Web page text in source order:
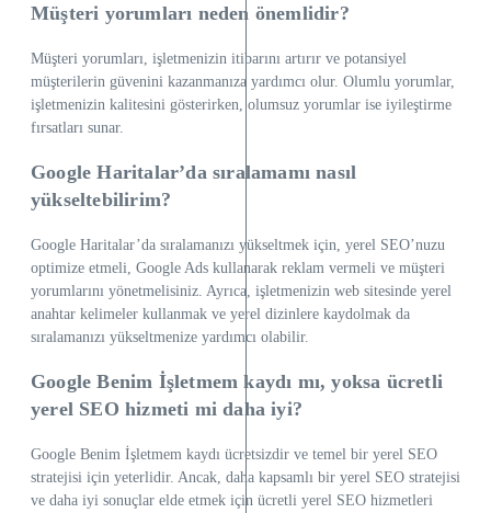
Müşteri yorumları neden önemlidir?
Müşteri yorumları, işletmenizin itibarını artırır ve potansiyel
müşterilerin güvenini kazanmanıza yardımcı olur. Olumlu yorumlar,
işletmenizin kalitesini gösterirken, olumsuz yorumlar ise iyileştirme
fırsatları sunar.
Google Haritalar’da sıralamamı nasıl
yükseltebilirim?
Google Haritalar’da sıralamanızı yükseltmek için, yerel SEO’nuzu
optimize etmeli, Google Ads kullanarak reklam vermeli ve müşteri
yorumlarını yönetmelisiniz. Ayrıca, işletmenizin web sitesinde yerel
anahtar kelimeler kullanmak ve yerel dizinlere kaydolmak da
sıralamanızı yükseltmenize yardımcı olabilir.
Google Benim İşletmem kaydı mı, yoksa ücretli
yerel SEO hizmeti mi daha iyi?
Google Benim İşletmem kaydı ücretsizdir ve temel bir yerel SEO
stratejisi için yeterlidir. Ancak, daha kapsamlı bir yerel SEO stratejisi
ve daha iyi sonuçlar elde etmek için ücretli yerel SEO hizmetleri